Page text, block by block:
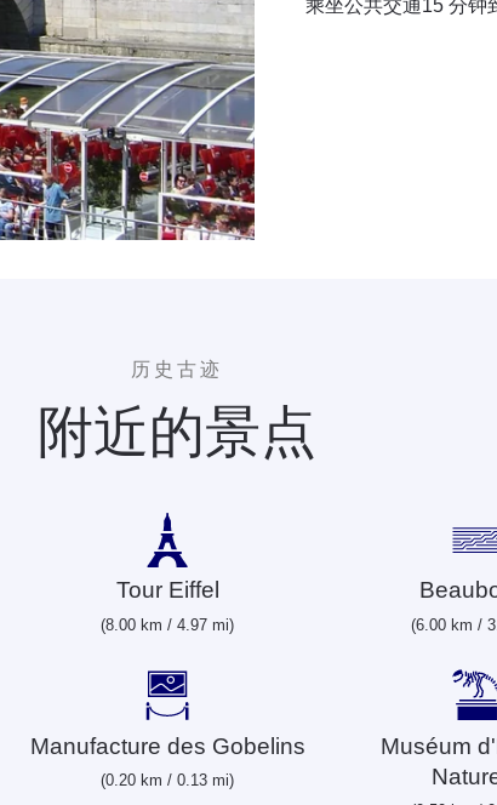
乘坐公共交通15 分钟
历史古迹
附近的景点
Tour Eiffel
(8.00 km / 4.97 mi) (6.00 km /
Manufacture des Gobelins
(0.20 km / 0.13 mi)
Muséum